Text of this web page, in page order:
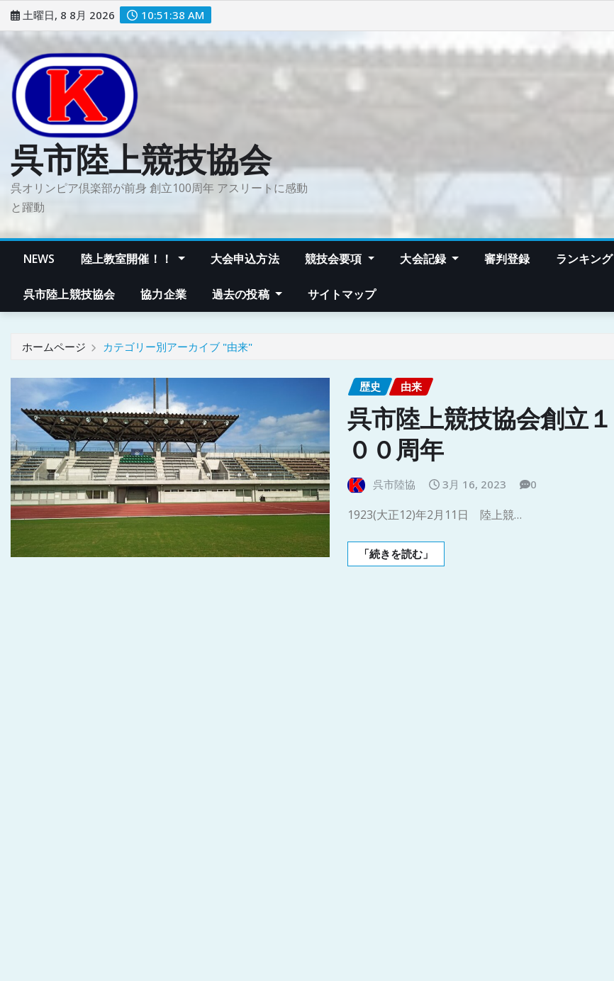
ン
テ
土曜日, 8 8月 2026 10:51:39 AM
呉市陸上競技協会
呉オリンピア倶楽部が前身 創立100周年 アスリートに感動
と躍動
NEWS 陸上教室開催！！ 大会申込方法 競技会要項 大会記録 審判登録 ランキング
呉市陸上競技協会 協力企業 過去の投稿 サイトマップ
ホームページ カテゴリー別アーカイブ "由来"
歴史 由来
呉市陸上競技協会創立１
００周年
呉市陸協 3月 16, 2023 0
1923(大正12)年2月11日 陸上競…
「続きを読む」